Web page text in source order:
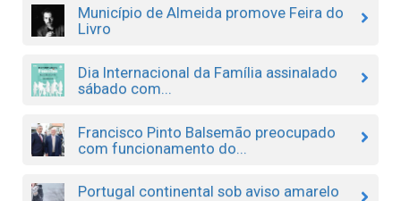
Município de Almeida promove Feira do
Livro
Dia Internacional da Família assinalado
sábado com...
Francisco Pinto Balsemão preocupado
com funcionamento do...
Portugal continental sob aviso amarelo